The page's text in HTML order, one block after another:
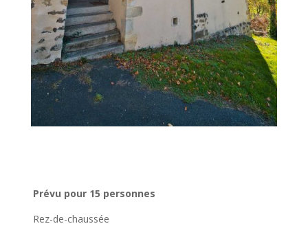
Prévu pour 15 personnes
Rez-de-chaussée